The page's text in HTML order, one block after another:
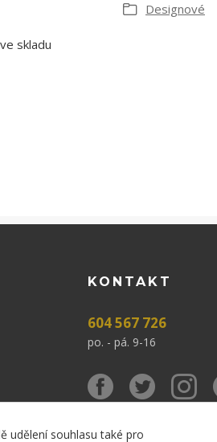
skladu
Designové
KONTAKT
604 567 726
po. - pá. 9-16
udělení souhlasu také pro